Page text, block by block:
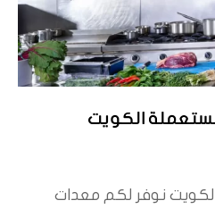
الكويت
نوفر لكم معدات